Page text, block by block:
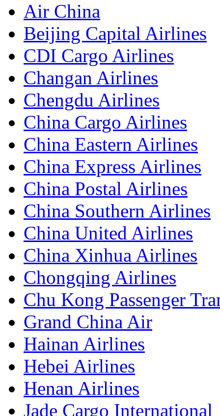
Air China
Beijing Capital Airlines
CDI Cargo Airlines
Changan Airlines
Chengdu Airlines
China Cargo Airlines
China Eastern Airlines
China Express Airlines
China Postal Airlines
China Southern Airlines
China United Airlines
China Xinhua Airlines
Chongqing Airlines
Chu Kong Passenger
Grand China Air
Hainan Airlines
Hebei Airlines
Henan Airlines
Jade Cargo International